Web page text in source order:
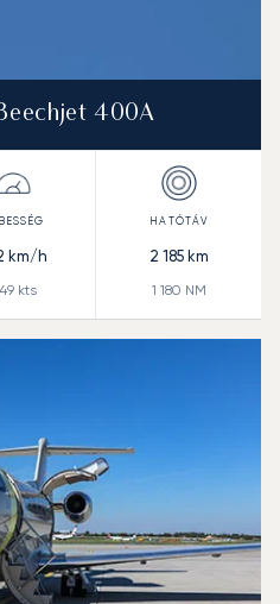
400A
km/h
kts
2 185km
1 180 NM